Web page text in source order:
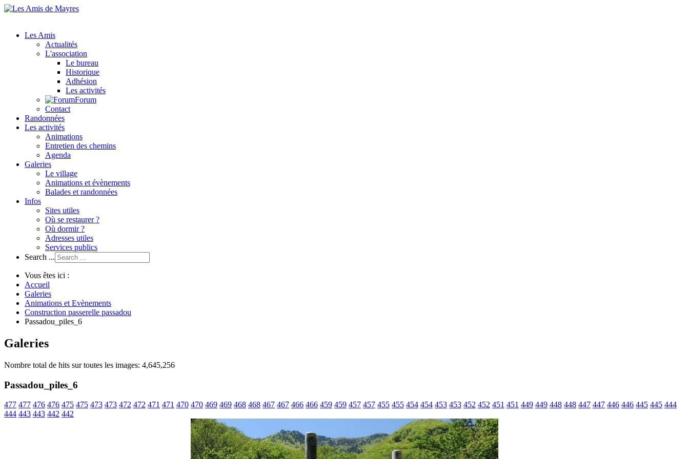
Les Amis
Actualités
L'association
Le bureau
Historique
Adhésion
Les activités
Forum
Contact
Randonnées
Les activités
Animations
Entretien des chemins
Agenda
Galeries
Le village
Animations et évènements
Balades et randonnées
Infos
Sites utiles
Où se restaurer ?
Où dormir ?
Adresses utiles
Services publics
Search ...
Vous êtes ici :
Accueil
Galeries
Animations et Evènements
Construction passerelle passadou
Passadou_piles_6
Galeries
Nombre total de hits sur toutes les images: 4,645,256
Passadou_piles_6
477 477 476 476 475 475 473 473 472 472 471 471 470 470 469 469 468 468 467 467 466 466 459 459 457 457 455 455 454 454 453 453 452 452 451 451 449 449 448 448 447 447 446 446 445 445 444
444 443 443 442 442